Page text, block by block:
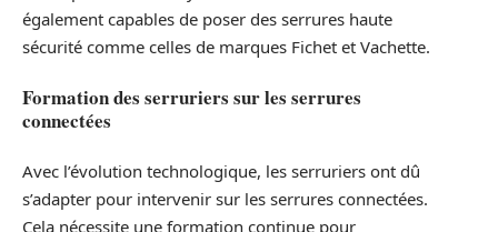
également capables de poser des serrures haute
sécurité comme celles de marques Fichet et Vachette.
Formation des serruriers sur les serrures
connectées
Avec l’évolution technologique, les serruriers ont dû
s’adapter pour intervenir sur les serrures connectées.
Cela nécessite une formation continue pour